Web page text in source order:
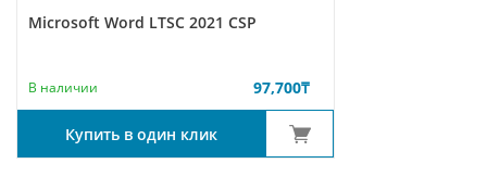
Microsoft Word LTSC 2021 CSP
В наличии 97,700₸
Купить в один клик